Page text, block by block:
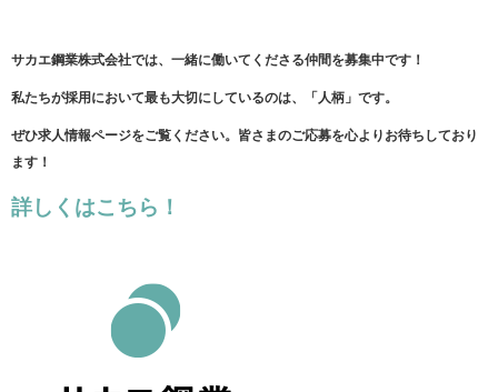
サカエ鋼業株式会社では、一緒に働いてくださる仲間を募集中です！
私たちが採用において最も大切にしているのは、「人柄」です。
ぜひ求人情報ページをご覧ください。皆さまのご応募を心よりお待ちしており
ます！
詳しくはこちら！